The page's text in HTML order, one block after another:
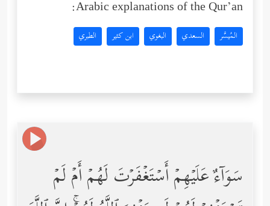
Arabic explanations of the Qur’an:
المُيسَّر السعدي البغوي ابن كثير الطبري
سَوَاۤءٌ عَلَیۡهِمۡ أَسۡتَغۡفَرۡتَ لَهُمۡ أَمۡ لَمۡ